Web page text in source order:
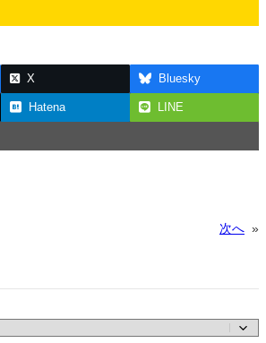
X Bluesky
Hatena LINE
次へ »